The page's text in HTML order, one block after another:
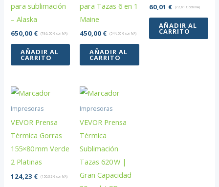
para sublimación
– Alaska
650,00 € (786,50€ con IVA)
AÑADIR AL
CARRITO
para Tazas 6 en 1
Maine
450,00 € (544,50€ con IVA)
AÑADIR AL
CARRITO
60,01 € (72,61 €con IVA)
AÑADIR AL
CARRITO
Impresoras
VEVOR Prensa
Térmica Gorras
155×80 mm Verde
2 Platinas
124,23 € (150,32€ con IVA)
Impresoras
VEVOR Prensa
Térmica
Sublimación
Tazas 620 W |
Gran Capacidad